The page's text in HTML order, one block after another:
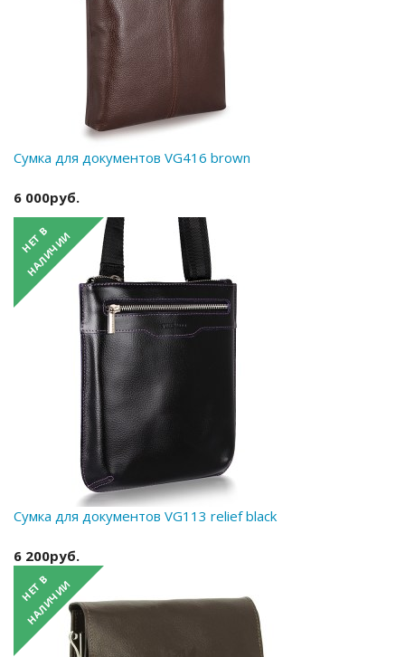
Сумка для документов VG416 brown
6 000руб.
Сумка для документов VG113 relief black
6 200руб.